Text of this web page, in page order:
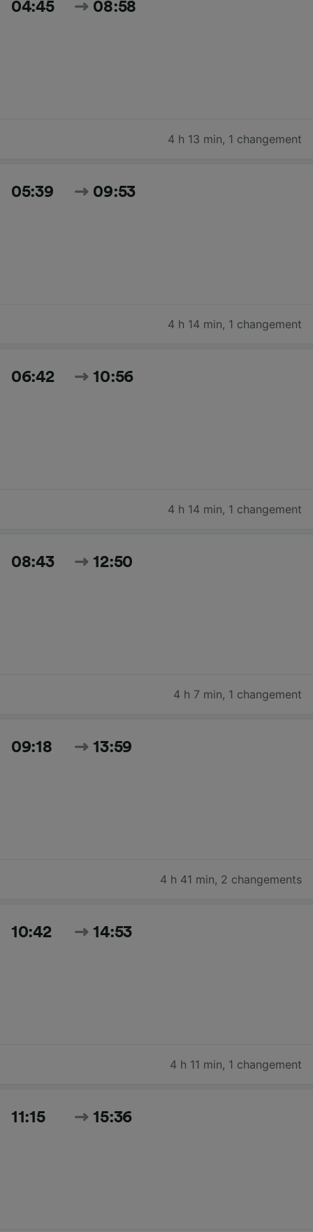
04:45 08:58
4 h 13 min, 1 changement
05:39 09:53
4 h 14 min, 1 changement
06:42 10:56
4 h 14 min, 1 changement
08:43 12:50
4 h 7 min, 1 changement
09:18 13:59
4 h 41 min, 2 changements
10:42 14:53
4 h 11 min, 1 changement
11:15 15:36